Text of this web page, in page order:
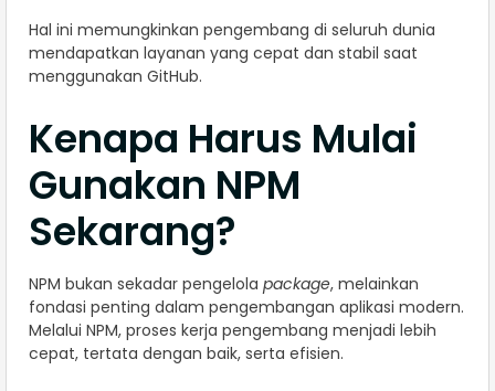
Hal ini memungkinkan pengembang di seluruh dunia
mendapatkan layanan yang cepat dan stabil saat
menggunakan GitHub.
Kenapa Harus Mulai
Gunakan NPM
Sekarang?
NPM bukan sekadar pengelola package, melainkan
fondasi penting dalam pengembangan aplikasi modern.
Melalui NPM, proses kerja pengembang menjadi lebih
cepat, tertata dengan baik, serta efisien.